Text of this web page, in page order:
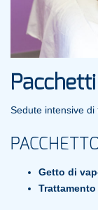
Sedute intensive di
Getto di